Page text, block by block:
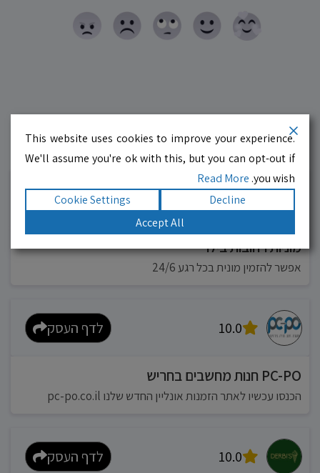
עסקים מומלצים!רוצים גם? לחצו כאן
10.0 לדף העסק
מוניות רחובות בילו
אפשר להזמין מונית בכל רגע 24/6
10.0 לדף העסק
PC-PO חנות מחשבים בחריש
הכנסו עכשיו לאתר הזמנות אונליין החדש שלנו pc-po.co.il
10.0 לדף העסק
This website uses cookies to improve your experience.
We'll assume you're ok with this, but you can opt-out if
you wish.
Read More
Decline
Cookie Settings
Accept All